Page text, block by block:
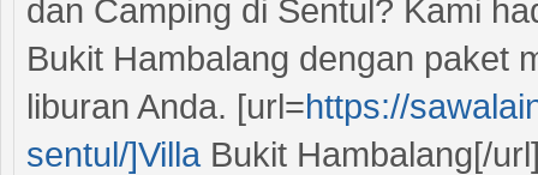
dan Camping di Sentul? Kami
Bukit Hambalang dengan paket
liburan Anda. [url=https://
sentul/]Villa Bukit Hambalang[/